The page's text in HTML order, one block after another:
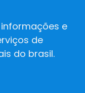
informações e
de
do brasil.